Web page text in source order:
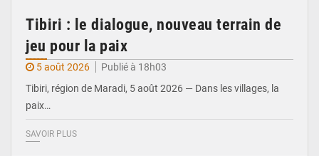
Tibiri : le dialogue, nouveau terrain de
jeu pour la paix
5 août 2026
Publié à 18h03
Tibiri, région de Maradi, 5 août 2026 — Dans les villages, la
paix…
SAVOIR PLUS